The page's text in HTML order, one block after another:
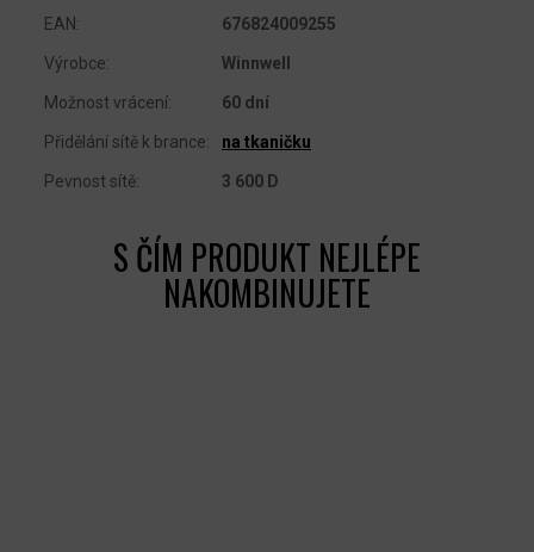
EAN: 676824009255
Výrobce: Winnwell
Možnost vrácení: 60 dní
Přidělání sítě k brance: na tkaničku
Pevnost sítě: 3 600 D